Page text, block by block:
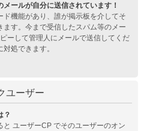
ールが自分に送信されています！
機能があり、誰が掲示板を介してそ
す。今まで受信したスパム等のメー
ーして管理人にメールで送信してくだ
処できます。
ユーザー
？
ユーザーCP でそのユーザーのオン